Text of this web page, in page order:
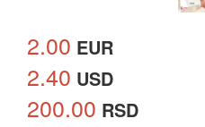
2.00 EUR
2.40 USD
200.00 RSD